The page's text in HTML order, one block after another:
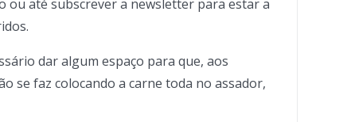
até subscrever a newsletter para estar a
dar algum espaço para que, aos
se faz colocando a carne toda no assador,